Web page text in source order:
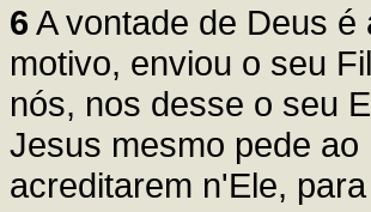
6 A vontade de Deus
motivo, enviou o seu
nós, nos desse o seu
Jesus mesmo pede
acreditarem n'Ele,